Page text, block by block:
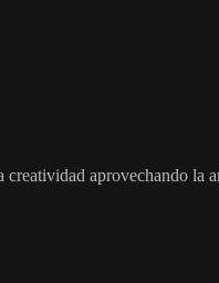
creatividad aprovechando la